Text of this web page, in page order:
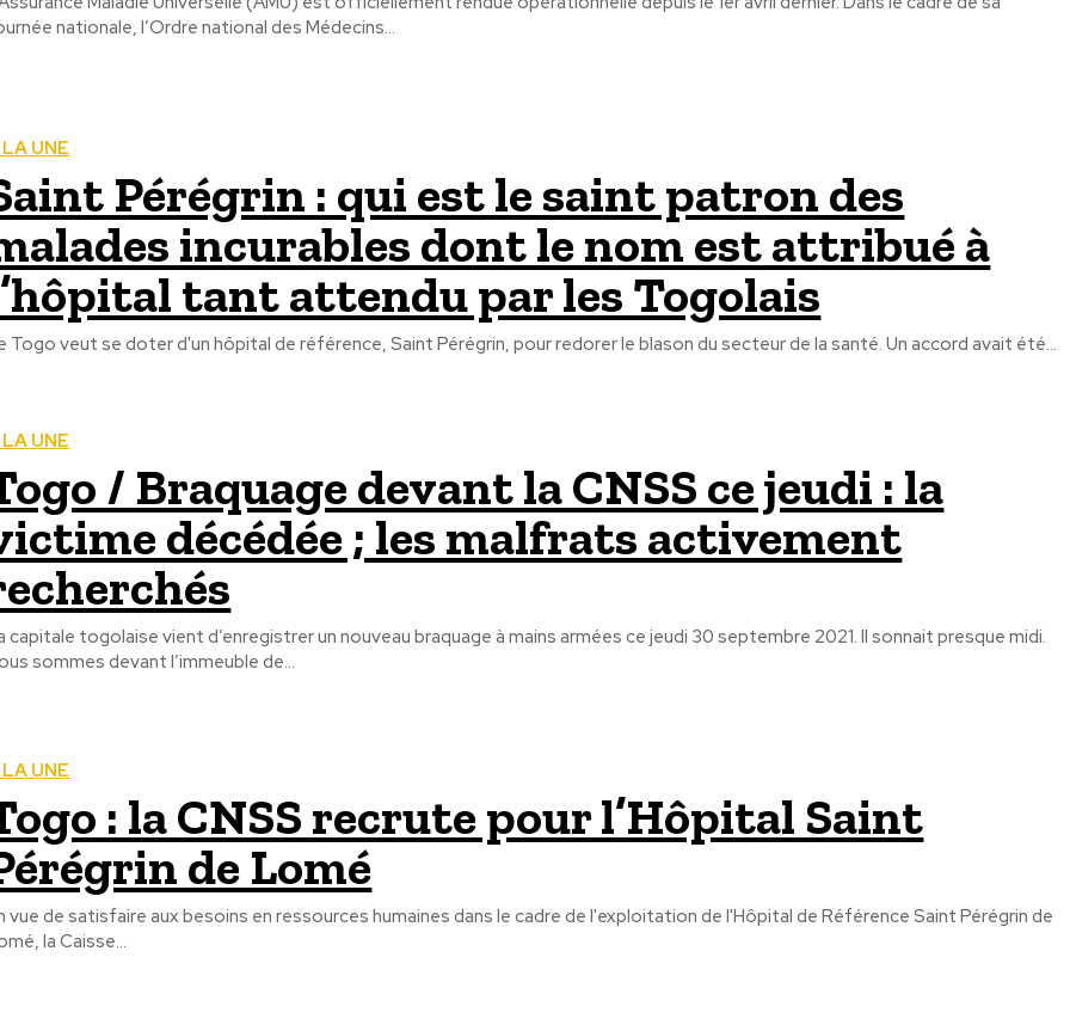
nationale, l’Ordre national des Médecins...
UNE
Pérégrin : qui est le saint patron des
incurables dont le nom est attribué à
tant attendu par les Togolais
Togo veut se doter d'un hôpital de référence, Saint Pérégrin, pour redorer le blason du secteur de la santé. Un accord avait été...
UNE
/ Braquage devant la CNSS ce jeudi : la
décédée ; les malfrats activement
capitale togolaise vient d’enregistrer un nouveau braquage à mains armées ce jeudi 30 septembre 2021. Il sonnait presque midi.
sommes devant l’immeuble de...
UNE
: la CNSS recrute pour l’Hôpital Saint
de Lomé
vue de satisfaire aux besoins en ressources humaines dans le cadre de l'exploitation de l'Hôpital de Référence Saint Pérégrin de
la Caisse...